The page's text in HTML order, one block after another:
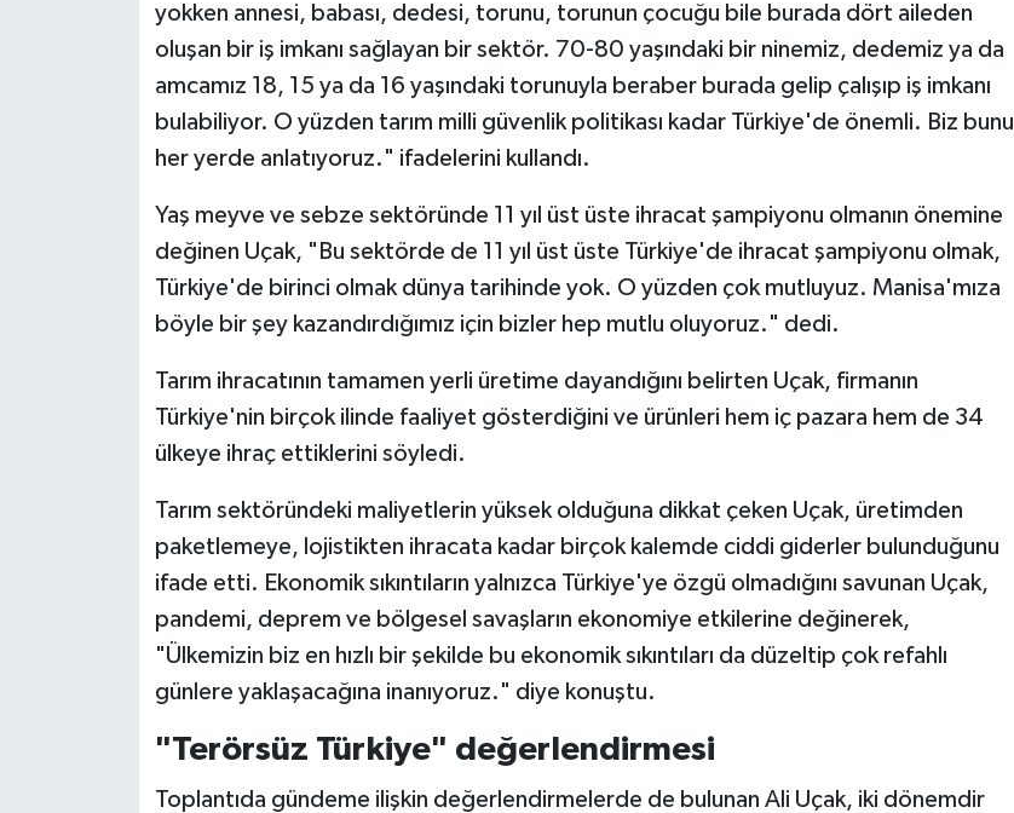
yokken annesi, babası, dedesi, torunu, torunun çocuğu bile burada dört aileden
oluşan bir iş imkanı sağlayan bir sektör. 70-80 yaşındaki bir ninemiz, dedemiz ya da
amcamız 18, 15 ya da 16 yaşındaki torunuyla beraber burada gelip çalışıp iş imkanı
bulabiliyor. O yüzden tarım milli güvenlik politikası kadar Türkiye'de önemli. Biz bunu
her yerde anlatıyoruz." ifadelerini kullandı.
Yaş meyve ve sebze sektöründe 11 yıl üst üste ihracat şampiyonu olmanın önemine
değinen Uçak, "Bu sektörde de 11 yıl üst üste Türkiye'de ihracat şampiyonu olmak,
Türkiye'de birinci olmak dünya tarihinde yok. O yüzden çok mutluyuz. Manisa'mıza
böyle bir şey kazandırdığımız için bizler hep mutlu oluyoruz." dedi.
Tarım ihracatının tamamen yerli üretime dayandığını belirten Uçak, firmanın
Türkiye'nin birçok ilinde faaliyet gösterdiğini ve ürünleri hem iç pazara hem de 34
ülkeye ihraç ettiklerini söyledi.
Tarım sektöründeki maliyetlerin yüksek olduğuna dikkat çeken Uçak, üretimden
paketlemeye, lojistikten ihracata kadar birçok kalemde ciddi giderler bulunduğunu
ifade etti. Ekonomik sıkıntıların yalnızca Türkiye'ye özgü olmadığını savunan Uçak,
pandemi, deprem ve bölgesel savaşların ekonomiye etkilerine değinerek,
"Ülkemizin biz en hızlı bir şekilde bu ekonomik sıkıntıları da düzeltip çok refahlı
günlere yaklaşacağına inanıyoruz." diye konuştu.
"Terörsüz Türkiye" değerlendirmesi
Toplantıda gündeme ilişkin değerlendirmelerde de bulunan Ali Uçak, iki dönemdir